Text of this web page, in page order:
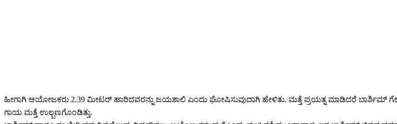
ಹೀಗಾಗಿ ಆಯೋಜಕರು 2.39 ಮೀಟರ್ ಹಾರಿದವರನ್ನು ಜಯಶಾಲಿ ಎಂದು ಘೋಷಿಸುವುದಾಗಿ ಹೇಳಿತು. ಮತ್ತೆ ಪ್ರಯತ್ನ ಮಾಡಿದರೆ ಬಾರ್ಶಿಮ್
ಗಾಯ ಮತ್ತೆ ಉಲ್ಬಣಗೊಂಡಿತ್ತು.